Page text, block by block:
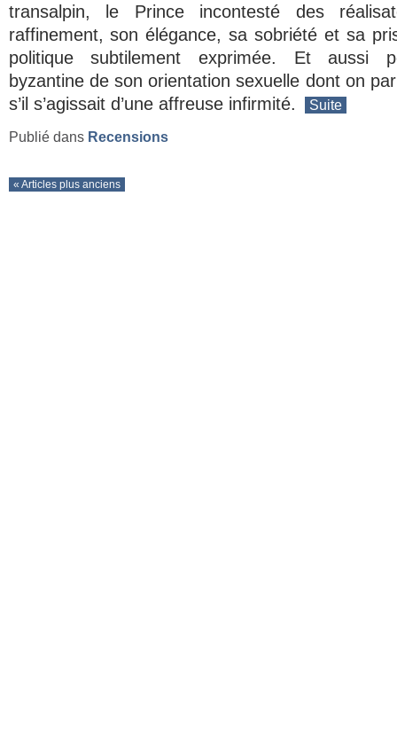
transalpin, le Princeincontesté des
raffinement, son élégance, sa sobriété et sa
politique subtilement exprimée. Et aussi
byzantine de son orientation sexuelle dont on
s’il s’agissait d’une affreuse infirmité.
Suite
Publié dans Recensions
« Articles plus anciens